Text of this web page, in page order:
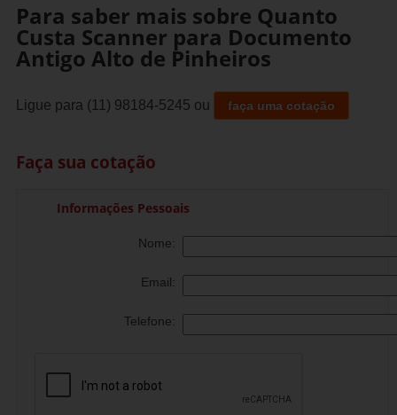
Para saber mais sobre Quanto
Custa Scanner para Documento
Antigo Alto de Pinheiros
Ligue para (11) 98184-5245 ou faça uma cotação
Faça sua cotação
Informações Pessoais
Nome:
Email:
Telefone: